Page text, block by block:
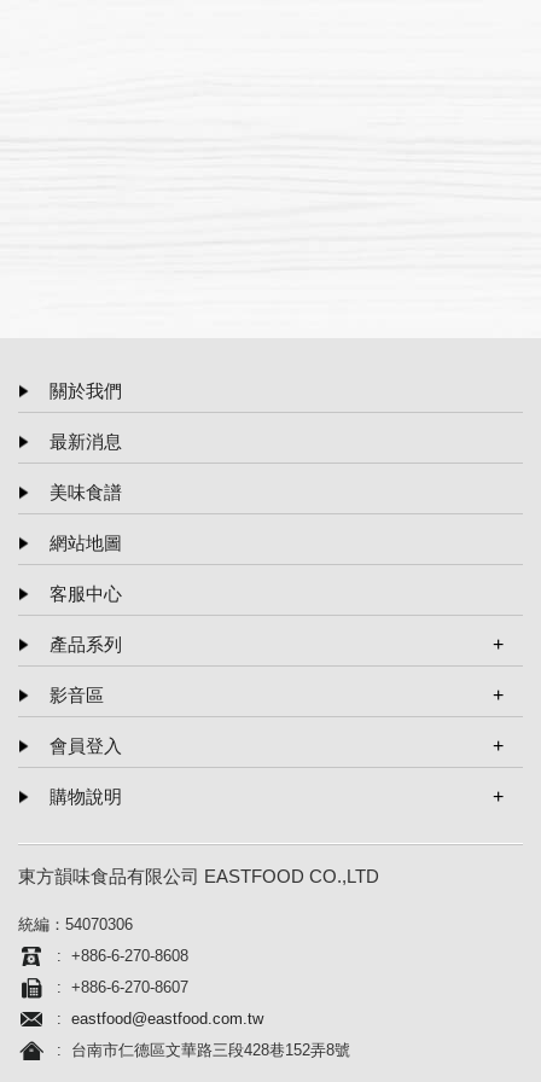
關於我們
最新消息
美味食譜
網站地圖
客服中心
產品系列
火鍋湯底系列
即食小菜系列
醬料系列
影音區
平面報導
影音報導
料理短片
會員登入
忘記密碼
購物說明
訂單進度
購物說明
隱私權說明
東方韻味食品有限公司 EASTFOOD CO.,LTD
統編：54070306
: ­+886-6-270-8608
: ­+886-6-270-8607
: eastfood@eastfood.com.tw
: 台南市仁德區文華路三段428巷152弄8號